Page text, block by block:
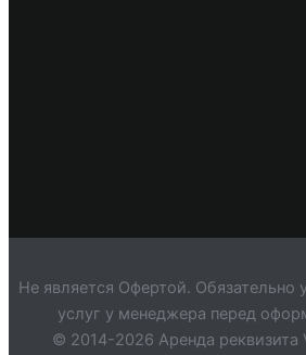
Не является Офертой. Обязательно
услуг у менеджера перед
© 2014-2026 Аренда реквизита